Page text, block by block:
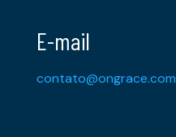
E-mail
contato@ongrace.com